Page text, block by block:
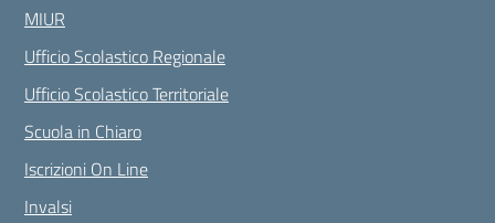
MIUR
Ufficio Scolastico Regionale
Ufficio Scolastico Territoriale
Scuola in Chiaro
Iscrizioni On Line
Invalsi